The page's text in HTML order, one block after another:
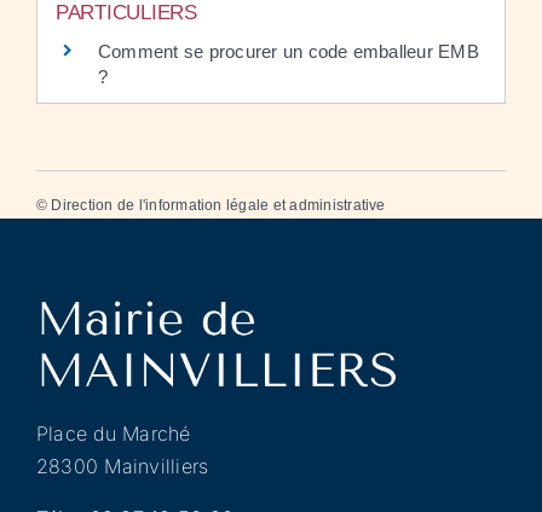
PARTICULIERS
Comment se procurer un code emballeur EMB
?
© Direction de l'information légale et administrative
Place du Marché
28300 Mainvilliers